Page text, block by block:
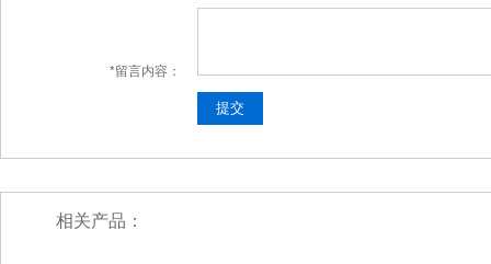
*留言内容：
相关产品：